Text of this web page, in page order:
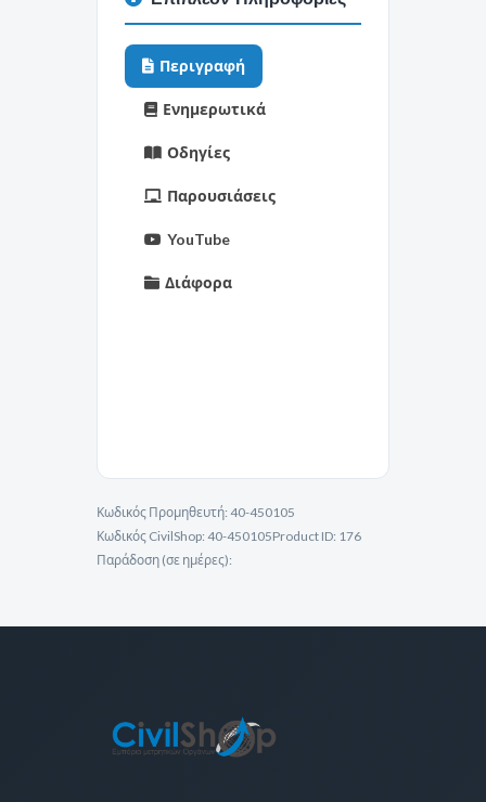
Περιγραφή
Ενημερωτικά
Οδηγίες
Παρουσιάσεις
YouTube
Διάφορα
Κωδικός Προμηθευτή: 40-450105
Κωδικός CivilShop: 40-450105Product ID: 176
Παράδοση (σε ημέρες):